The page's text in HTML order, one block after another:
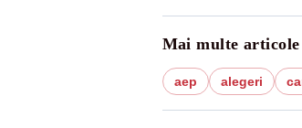
Mai multe articole
aep alegeri